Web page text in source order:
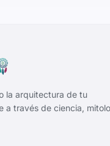
la arquitectura de tu
a través de ciencia,